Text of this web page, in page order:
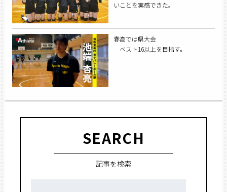
いことを実感できた。
春高では県大会
ベスト16以上を目指す。
SEARCH
記事を検索